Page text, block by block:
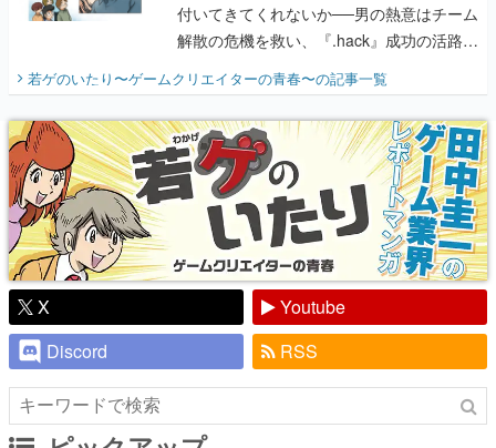
付いてきてくれないか──男の熱意はチーム
解散の危機を救い、『.hack』成功の活路を
『少年ジャンプ』色だった【若ゲのいた
り】
若ゲのいたり〜ゲームクリエイターの青春〜の記事一覧
X
Youtube
Discord
RSS